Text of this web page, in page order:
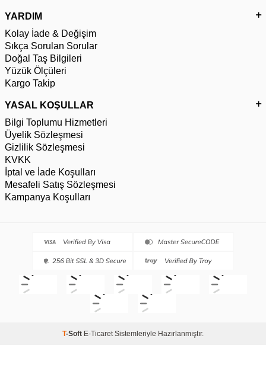
YARDIM
Kolay İade & Değişim
Sıkça Sorulan Sorular
Doğal Taş Bilgileri
Yüzük Ölçüleri
Kargo Takip
YASAL KOŞULLAR
Bilgi Toplumu Hizmetleri
Üyelik Sözleşmesi
Gizlilik Sözleşmesi
KVKK
İptal ve İade Koşulları
Mesafeli Satış Sözleşmesi
Kampanya Koşulları
T-Soft E-Ticaret Sistemleriyle Hazırlanmıştır.